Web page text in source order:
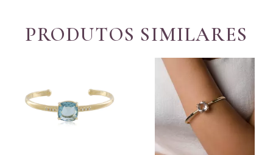
PRODUTOS SIMILARES